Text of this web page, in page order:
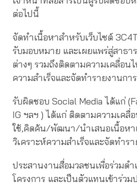
ต่อไปนี้
จัดทำเนื้อหาสำหรับเว็บไซต์
รับมอบหมาย และเผยแพร่สู่สาธ
ต่างๆ รวมถึงติดตามความเคลื่อน
ความสำเร็จและจัดทำรายงานการ
รับผิดชอบ Social Media ได้แก่
IG ฯลฯ ) ได้แก่ ติดตามความเคลื่
ใช้,คิดค้น/พัฒนา/นำเสนอเนื้อหา
วิเคราะห์ความสำเร็จและจัดทำร
ประสานงานสื่อมวลชนเพื่อร่วมดำ
โครงการ และเป็นตัวแทนเข้าร่วม